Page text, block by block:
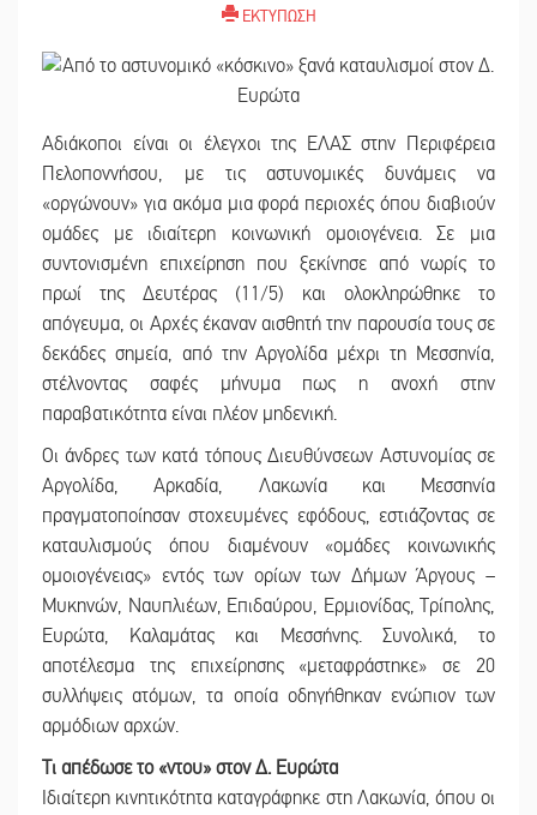
ΕΚΤΥΠΩΣΗ
Αδιάκοποι είναι οι έλεγχοι της ΕΛΑΣ στην Περιφέρεια
Πελοποννήσου, με τις αστυνομικές δυνάμεις να
«οργώνουν» για ακόμα μια φορά περιοχές όπου διαβιούν
ομάδες με ιδιαίτερη κοινωνική ομοιογένεια. Σε μια
συντονισμένη επιχείρηση που ξεκίνησε από νωρίς το
πρωί της Δευτέρας (11/5) και ολοκληρώθηκε το
απόγευμα, οι Αρχές έκαναν αισθητή την παρουσία τους σε
δεκάδες σημεία, από την Αργολίδα μέχρι τη Μεσσηνία,
στέλνοντας σαφές μήνυμα πως η ανοχή στην
παραβατικότητα είναι πλέον μηδενική.
Οι άνδρες των κατά τόπους Διευθύνσεων Αστυνομίας σε
Αργολίδα, Αρκαδία, Λακωνία και Μεσσηνία
πραγματοποίησαν στοχευμένες εφόδους, εστιάζοντας σε
καταυλισμούς όπου διαμένουν «ομάδες κοινωνικής
ομοιογένειας» εντός των ορίων των Δήμων Άργους –
Μυκηνών, Ναυπλιέων, Επιδαύρου, Ερμιονίδας, Τρίπολης,
Ευρώτα, Καλαμάτας και Μεσσήνης. Συνολικά, το
αποτέλεσμα της επιχείρησης «μεταφράστηκε» σε 20
συλλήψεις ατόμων, τα οποία οδηγήθηκαν ενώπιον των
αρμόδιων αρχών.
Τι απέδωσε το «ντου» στον Δ. Ευρώτα
Ιδιαίτερη κινητικότητα καταγράφηκε στη Λακωνία, όπου οι